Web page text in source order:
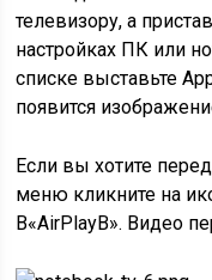
телевизору, а
настройках ПК или
списке выставьте
появится
Если вы хотите
меню кликните на
В«AirPlayВ». Видео